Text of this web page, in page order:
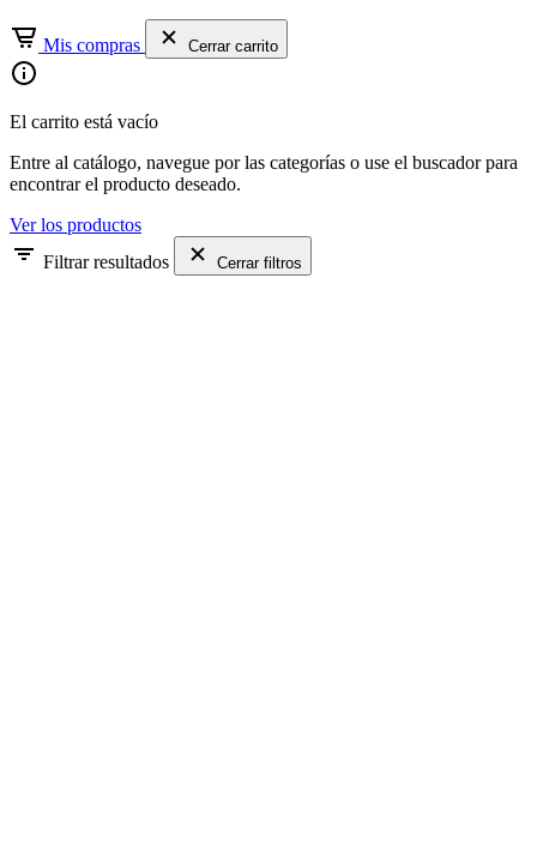
Mis compras Cerrar carrito
El carrito está vacío
Entre al catálogo, navegue por las categorías o use el buscador para
encontrar el producto deseado.
Ver los productos
Filtrar resultados
Cerrar filtros